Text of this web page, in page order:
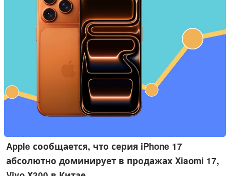
Apple сообщается, что серия iPhone 17
абсолютно доминирует в продажах Xiaomi 17,